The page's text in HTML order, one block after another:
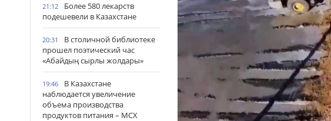
21:12
Более 580 лекарств
подешевели в Казахстане
20:31
В столичной библиотеке
прошел поэтический час
«Абайдың сырлы жолдары»
19:46
В Казахстане
наблюдается увеличение
объема производства
продуктов питания – МСХ